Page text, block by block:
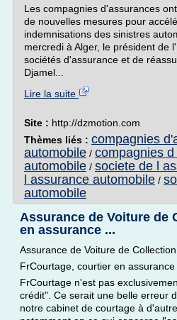
Les compagnies d'assurances
de nouvelles mesures pour
indemnisations des sinistres
mercredi à Alger, le président de
sociétés d'assurance et de
Djamel...
Lire la suite
Site : http://dzmotion.com
Thèmes liés : compagnies
automobile / compagnies
automobile / societe de l
l assurance automobile /
automobile
Assurance de Voiture de
en assurance ...
Assurance de Voiture de Collection
FrCourtage, courtier en
FrCourtage n'est pas
crédit". Ce serait une belle erreur
notre cabinet de courtage à